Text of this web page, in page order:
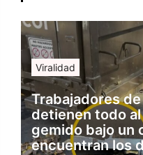
Viralidad
Trabajadores
detienen todo
gemido bajo un
encuentran los